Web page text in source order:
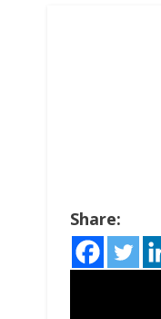
Share: